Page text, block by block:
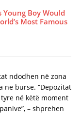
Boy Would
Most Famous
ndodhen në zona
në bursë. “Depozitat
në këtë moment
– shprehen